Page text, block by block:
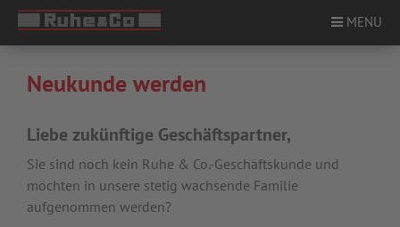
MENU
PRODUKTE
STANDORTE
Neukunde werden
Liebe zukünftige Geschäftspartner,
Sie sind noch kein Ruhe & Co.-Geschäftskunde und
möchten in unsere stetig wachsende Familie
aufgenommen werden?